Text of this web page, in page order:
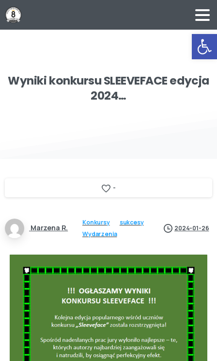
WynikikonkursuSLEEVEFACEedycja
2024…
-
Marzena R.
Konkursy
sukcesy
Wydarzenia
2024-01-26